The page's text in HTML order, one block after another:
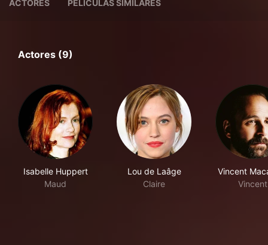
ACTORES PELÍCULAS SIMILARES
Actores (9)
Isabelle Huppert
Maud
Lou de Laâge
Claire
Vincent
Vincent